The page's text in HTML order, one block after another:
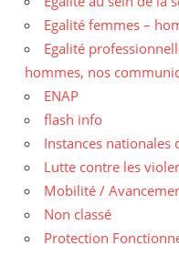
Egalité femmes –
Egalité
hommes, nos
ENAP
flash info
Instances nationales
Lutte contre les
Mobilité /
Non classé
Protection